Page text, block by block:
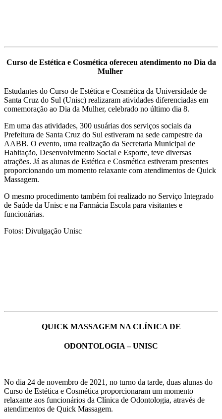
Curso de Estética e Cosmética ofereceu atendimento no Dia da
Mulher
Estudantes do Curso de Estética e Cosmética da Universidade de
Santa Cruz do Sul (Unisc) realizaram atividades diferenciadas em
comemoração ao Dia da Mulher, celebrado no último dia 8.
Em uma das atividades, 300 usuárias dos serviços sociais da
Prefeitura de Santa Cruz do Sul estiveram na sede campestre da
AABB. O evento, uma realização da Secretaria Municipal de
Habitação, Desenvolvimento Social e Esporte, teve diversas
atrações. Já as alunas de Estética e Cosmética estiveram presentes
proporcionando um momento relaxante com atendimentos de Quick
Massagem.
O mesmo procedimento também foi realizado no Serviço Integrado
de Saúde da Unisc e na Farmácia Escola para visitantes e
funcionárias.
Fotos: Divulgação Unisc
QUICK MASSAGEM NA CLÍNICA DE
ODONTOLOGIA – UNISC
No dia 24 de novembro de 2021, no turno da tarde, duas alunas do
Curso de Estética e Cosmética proporcionaram um momento
relaxante aos funcionários da Clínica de Odontologia, através de
atendimentos de Quick Massagem.